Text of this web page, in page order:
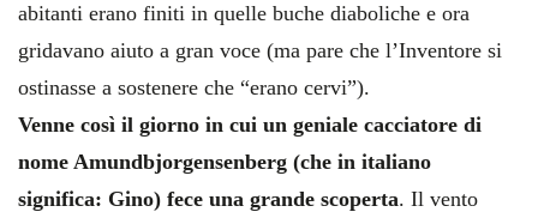
abitanti erano finiti in quelle buche diaboliche e ora
gridavano aiuto a gran voce (ma pare che l’Inventore si
ostinasse a sostenere che “erano cervi”).
Venne così il giorno in cui un geniale cacciatore di
nome Amundbjorgensenberg (che in italiano
significa: Gino) fece una grande scoperta. Il vento